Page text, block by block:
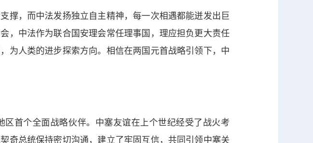
，而中法发扬独立自主精神，每一次相遇都能迸发出巨
，中法作为联合国安理会常任理事国，理应担负更大责任
为人类的进步探索方向。相信在两国元首战略引领下，中
首个全面战略伙伴。中塞友谊在上个世纪经受了战火考
奇总统保持密切沟通，建立了牢固互信，共同引领中塞关